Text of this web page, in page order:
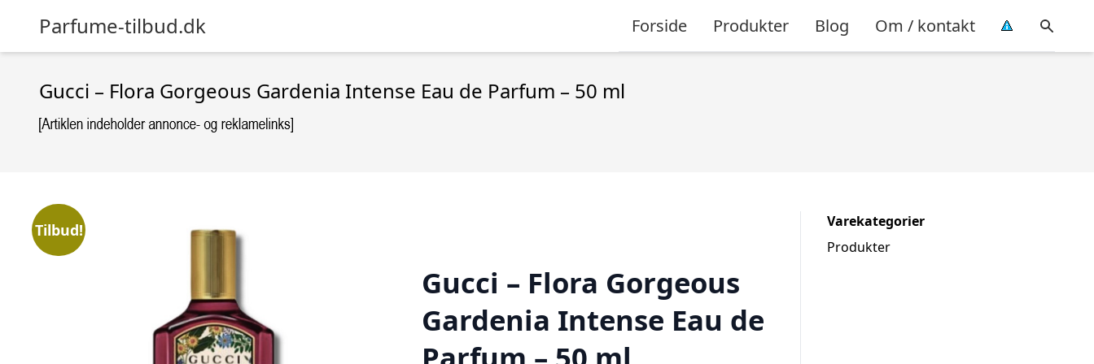
Parfume-tilbud.dk Forside Produkter Blog Om / kontakt
Gucci – Flora Gorgeous Gardenia Intense Eau de Parfum – 50 ml
Tilbud!
Gucci – Flora Gorgeous
Gardenia Intense Eau de
Varekategorier
Produkter